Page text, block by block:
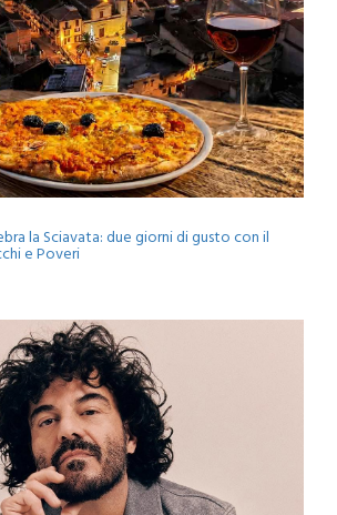
la Sciavata: due giorni di gusto con il
e Poveri